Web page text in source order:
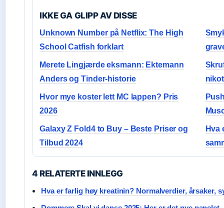
IKKE GA GLIPP AV DISSE
Unknown Number på Netflix: The High
School Catfish forklart
Merete Lingjærde eksmann: Ektemann
Anders og Tinder-historie
Hvor mye koster lett MC lappen? Pris
2026
Galaxy Z Fold4 to Buy – Beste Priser og
Tilbud 2024
Hva
4 RELATERTE INNLEGG
Hva er farlig høy kreatinin? Normalverdier, årsaker,